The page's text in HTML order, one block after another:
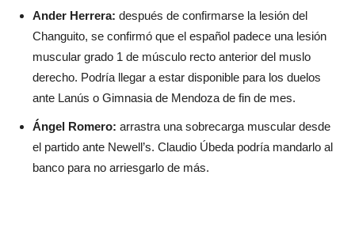
Ander Herrera: después de confirmarse la lesión del
Changuito, se confirmó que el español padece una lesión
muscular grado 1 de músculo recto anterior del muslo
derecho. Podría llegar a estar disponible para los duelos
ante Lanús o Gimnasia de Mendoza de fin de mes.
Ángel Romero: arrastra una sobrecarga muscular desde
el partido ante Newell’s. Claudio Úbeda podría mandarlo al
banco para no arriesgarlo de más.